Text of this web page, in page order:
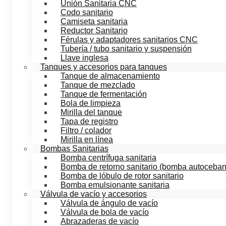
Unión Sanitaria CNC
Codo sanitario
Camiseta sanitaria
Reductor Sanitario
Férulas y adaptadores sanitarios CNC
Tubería / tubo sanitario y suspensión
Llave inglesa
Tanques y accesorios para tanques
Tanque de almacenamiento
Tanque de mezclado
Tanque de fermentación
Bola de limpieza
Mirilla del tanque
Tapa de registro
Filtro / colador
Mirilla en línea
Bombas Sanitarias
Bomba centrífuga sanitaria
Bomba de retorno sanitario (bomba
Bomba de lóbulo de rotor sanitario
Bomba emulsionante sanitaria
Válvula de vacío y accesorios
Válvula de ángulo de vacío
Válvula de bola de vacío
Abrazaderas de vacío